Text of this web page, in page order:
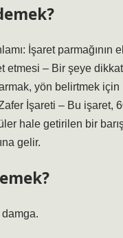
İşaret parmağının
etmesi – Bir şeye
yön belirtmek için
İşareti – Bu işaret,
hale getirilen bir
gelir.
damga.